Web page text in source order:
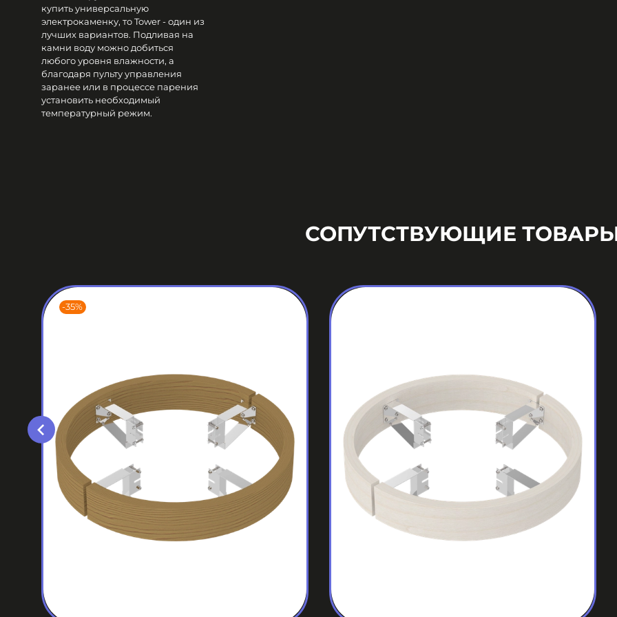
купить универсальную
электрокаменку, то Tower - один из
лучших вариантов. Подливая на
камни воду можно добиться
любого уровня влажности, а
благодаря пульту управления
заранее или в процессе парения
установить необходимый
температурный режим.
СОПУТСТВУЮЩИЕ
-35%